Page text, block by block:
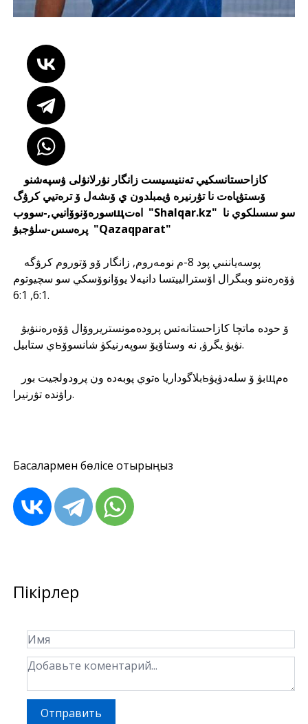
ۆىستۋپاەت نا تۋرنيرە ۋيمبلدون ي ۆىشەل ۆ ترەتيي كرۋگ
سورەۆنوۆانيي,-سووبщاەت "Shalqar.kz" سو سسىلكوي نا
پرەسس-سلۋجبۋ "Qazaqparat"
ۋۆەرەننو وبىگرال اۆسترالييتسا دانيەلا يوۆانوۆسكي سو سچيوتوم
6:1, 6:1.
ي ستابيلьنۋيۋ يگرۋ, نە وستاۆيۆ سوپەرنيكۋ شانسوۆ.
راۋندە تۋرنيرا.
Басқалармен бөлісе отырыңыз
Пікірлер
Отправить